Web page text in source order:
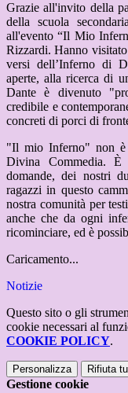
Grazie all'invito della
della scuola
all'evento “Il Mio
Rizzardi. Hanno
versi dell’Inferno di
aperte, alla ricerca di
Dante è divenuto
credibile e
concreti di porci di
"Il mio Inferno" non è
Divina Commedia.
domande, dei nostri
ragazzi in questo
nostra comunità per
anche che da ogni
ricominciare, ed è
Caricamento...
Notizie
Questo sito o gli
cookie necessari al
COOKIE POLICY.
Personalizza Rifiuta
Gestione cookie